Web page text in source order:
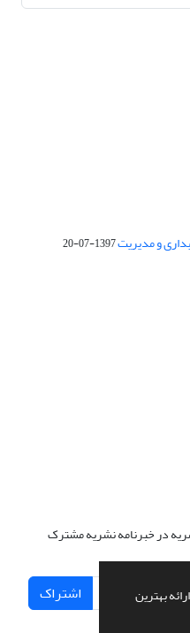
بهترین
و مدیریت1397-07-20
در خبرنامه نشریه مشترک
اشتراک